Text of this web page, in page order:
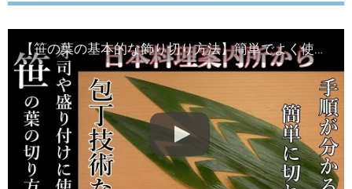
【笹の葉の基本的な飾り切り方法】簡単でよく使われる切り方の動画です